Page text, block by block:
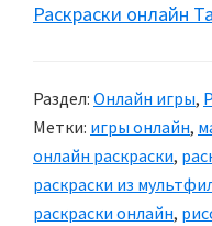
Раскраски онлайн
Раздел: Онлайн игры,
Метки: игры онлайн,
онлайн раскраски,
раскраски из
раскраски онлайн,